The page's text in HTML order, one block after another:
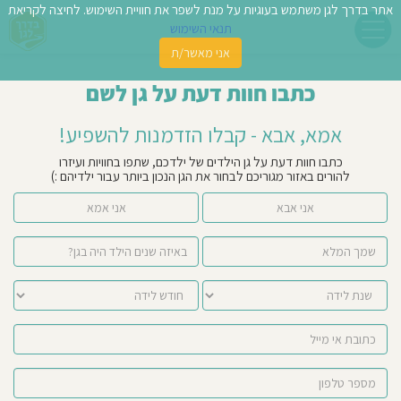
כתבו חוות דעת על גן לשם
אמא, אבא - קבלו הזדמנות להשפיע!
כתבו חוות דעת על גן הילדים של ילדכם, שתפו בחוויות ועיזרו
להורים באזור מגוריכם לבחור את הגן הנכון ביותר עבור ילדיהם :)
אני אמא אני אבא
אתר בדרך לגן משתמש בעוגיות על מנת לשפר את חוויית השימוש. לחיצה לקריאת
תנאי השימוש
אני מאשר/ת